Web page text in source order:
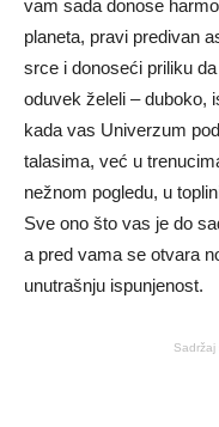
vam sada donose
planeta, pravi predivan
srce i donoseći priliku
oduvek želeli – duboko,
kada vas Univerzum
talasima, već u
nežnom pogledu, u
Sve ono što vas je do
a pred vama se otvara
unutrašnju ispunjenost.